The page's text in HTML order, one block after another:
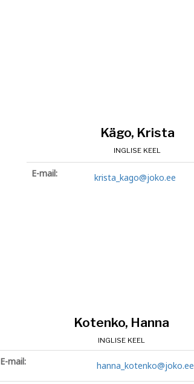
Kägo, Krista
INGLISE KEEL
E-mail: krista_kago@joko.ee
Kotenko, Hanna
INGLISE KEEL
E-mail: hanna_kotenko@joko.ee